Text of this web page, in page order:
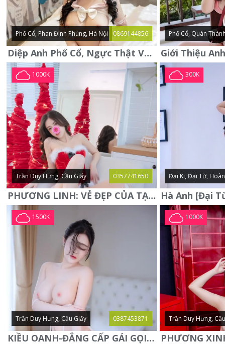
Phố Cổ, Phan Đình Phùng, Hà Nội 0869144856
Diệp Anh Phố Cổ, Ngực Thật Vú To Thơm Tho Quyến Rũ
Phố Cổ, Quán
1000K
Trần Duy Hưng, Cầu Giấy 0357741650
PHƯƠNG LINH: VẺ ĐẸP CỦA TẠO HÓA, XINH ĐẸP, SEXY, QUYỄN RŨ
300K
Đại Ki, Đại Từ,
1500K
Trần Duy Hưng, Cầu Giấy 0387453871
KIỀU OANH-ĐẲNG CẤP GÁI GỌI XINH SANG-NGOAN NGOÃN
1000K
Trần Duy Hưng,